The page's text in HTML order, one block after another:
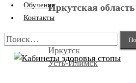
Иркутская область
Иркутск
Усть-Илимск
Обучение
Контакты
Найти: